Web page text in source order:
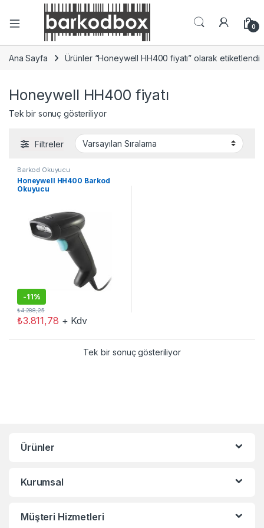
0
Ana Sayfa Ürünler “Honeywell HH400 fiyatı” olarak etiketlendi
Honeywell HH400 fiyatı
Tek bir sonuç gösteriliyor
Filtreler
Barkod Okuyucu
Honeywell HH400 Barkod
Okuyucu
-11%
₺3.811,78
₺4.288,25
+ Kdv
Tek bir sonuç gösteriliyor
Ürünler
Kurumsal
Müşteri Hizmetleri